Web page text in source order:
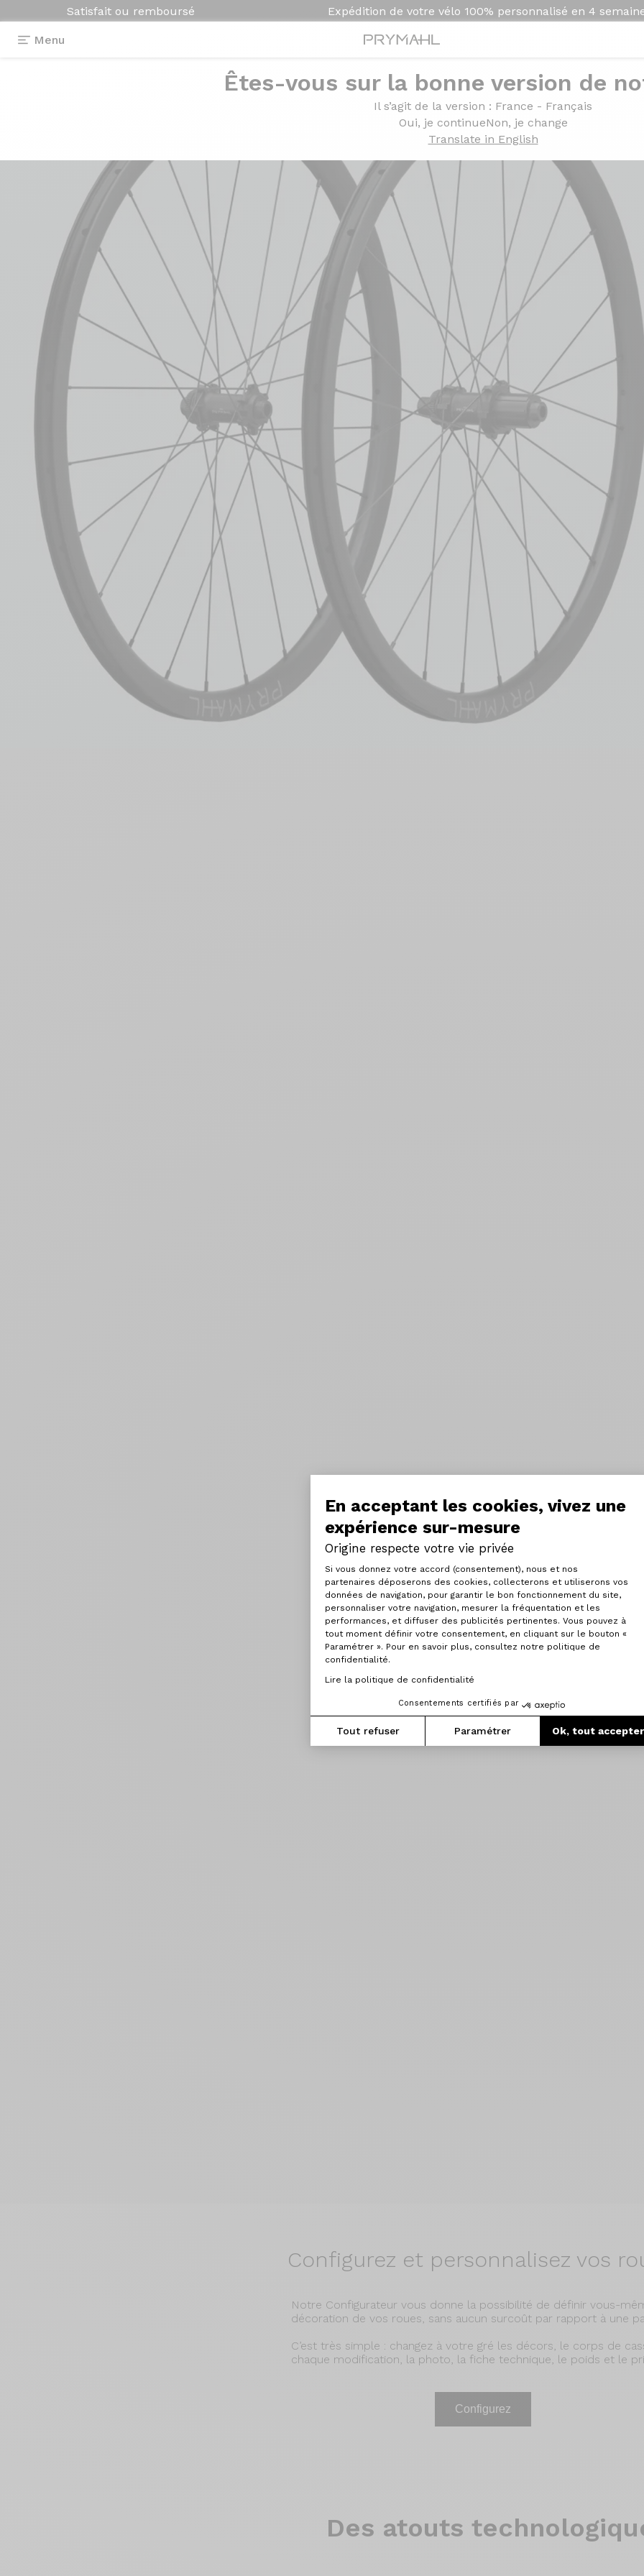
En acceptant les cookies, vivez une
expérience sur-mesure
Origine respecte votre vie privée
Plateforme de Gestion du
Si vous donnez votre accord (consentement), nous et nos
partenaires déposerons des cookies, collecterons et utiliserons vos
données de navigation, pour garantir le bon fonctionnement du site,
personnaliser votre navigation, mesurer la fréquentation et les
performances, et diffuser des publicités pertinentes. Vous pouvez à
tout moment définir votre consentement, en cliquant sur le bouton «
Paramétrer ». Pour en savoir plus, consultez notre politique de
confidentialité.
Lire la politique de confidentialité
Consentements certifiés par
Tout refuser Paramétrer Ok, tout accepter
Axeptio consent
Satisfait ou remboursé Expédition de votre vélo 100% personnalisé en 4
Menu
Êtes-vous sur la bonne version de
Il s’agit de la version : France - Français
Oui, je continueNon, je change
Translate in English
Configurez et personnalisez vos
Notre Configurateur vous donne la possibilité de définir vous-
décoration de vos roues, sans aucun surcoût par rapport à une
C’est très simple : changez à votre gré les décors, le corps de
chaque modification, la photo, la fiche technique, le poids et le
Configurez
Des atouts